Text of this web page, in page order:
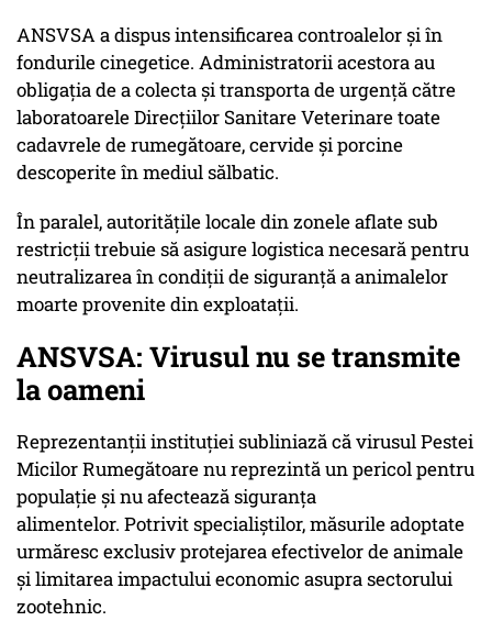
ANSVSA a dispus intensificarea controalelor și în
fondurile cinegetice. Administratorii acestora au
obligația de a colecta și transporta de urgență către
laboratoarele Direcțiilor Sanitare Veterinare toate
cadavrele de rumegătoare, cervide și porcine
descoperite în mediul sălbatic.
În paralel, autoritățile locale din zonele aflate sub
restricții trebuie să asigure logistica necesară pentru
neutralizarea în condiții de siguranță a animalelor
moarte provenite din exploatații.
ANSVSA: Virusul nu se transmite
la oameni
Reprezentanții instituției subliniază că virusul Pestei
Micilor Rumegătoare nu reprezintă un pericol pentru
populație și nu afectează siguranța
alimentelor. Potrivit specialiștilor, măsurile adoptate
urmăresc exclusiv protejarea efectivelor de animale
și limitarea impactului economic asupra sectorului
zootehnic.